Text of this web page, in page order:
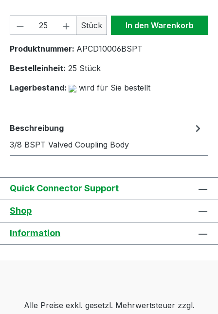
Produkt Anzahl: Gib den
Stück In den Warenkorb
Produktnummer: APCD10006BSPT
Bestelleinheit: 25 Stück
Lagerbestand:
wird für Sie bestellt
Beschreibung
3/8 BSPT Valved Coupling Body
Quick Connector Support
Shop
Information
Alle Preise exkl. gesetzl. Mehrwertsteuer zzgl.